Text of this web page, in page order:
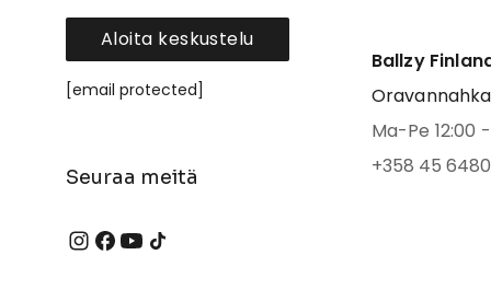
Aloita keskustelu
[email protected]
Seuraa meitä
Ballzy
Ma-Pe 12:00 -
+358 45